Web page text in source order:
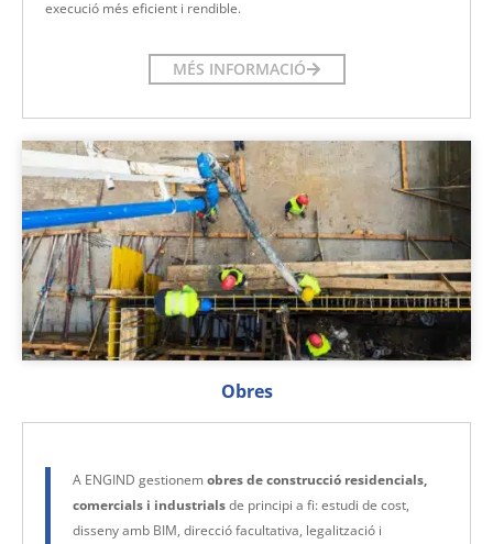
execució més eficient i rendible.
MÉS INFORMACIÓ
Obres
A ENGIND gestionem obres de construcció residencials,
comercials i industrialsde principi a fi: estudi de cost,
disseny amb BIM, direcció facultativa, legalització i